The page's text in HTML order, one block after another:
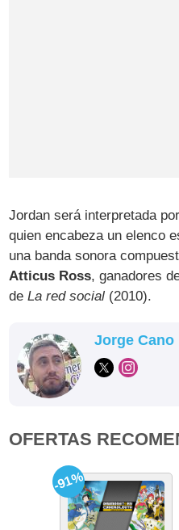
Jordan será interpretada
quien encabeza un elenco
una banda sonora
Atticus Ross, ganadores
deLa red social (2010).
Jorge Cano
OFERTAS
-91%